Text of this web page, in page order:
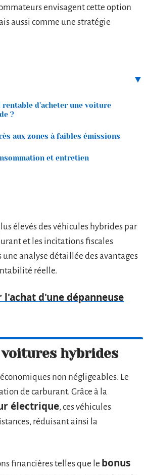
envisagent cette option
aussi comme une stratégie
d’acheter une voiture
?
aux zones à faibles émissions
et entretien
élevés des véhicules hybrides par
et les incitations fiscales
analyse détaillée des avantages
réelle.
d'une dépanneuse
voitures hybrides
non négligeables. Le
de carburant. Grâce à la
électrique, ces véhicules
réduisant ainsi la
financières telles que le bonus